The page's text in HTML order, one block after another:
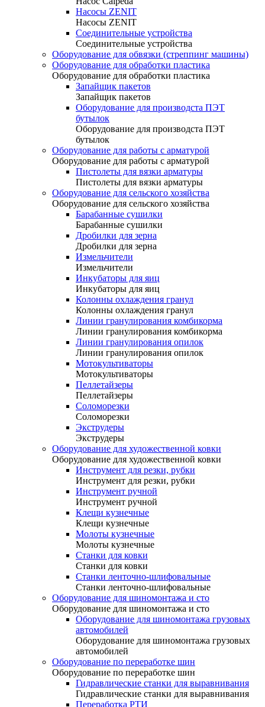
Насосы ZENIT
Насосы ZENIT
Соединительные устройства
Соединительные устройства
Оборудование для обвязки (стреппинг машины)
Оборудование для обработки пластика
Оборудование для обработки пластика
Запайщик пакетов
Запайщик пакетов
Оборудование для производста ПЭТ
бутылок
Оборудование для производста ПЭТ
бутылок
Оборудование для работы с арматурой
Оборудование для работы с арматурой
Пистолеты для вязки арматуры
Пистолеты для вязки арматуры
Оборудование для сельского хозяйства
Оборудование для сельского хозяйства
Барабанные сушилки
Барабанные сушилки
Дробилки для зерна
Дробилки для зерна
Измельчители
Измельчители
Инкубаторы для яиц
Инкубаторы для яиц
Колонны охлаждения гранул
Колонны охлаждения гранул
Линии гранулирования комбикорма
Линии гранулирования комбикорма
Линии гранулирования опилок
Линии гранулирования опилок
Мотокультиваторы
Мотокультиваторы
Пеллетайзеры
Пеллетайзеры
Соломорезки
Соломорезки
Экструдеры
Экструдеры
Оборудование для художественной ковки
Оборудование для художественной ковки
Инструмент для резки, рубки
Инструмент для резки, рубки
Инструмент ручной
Инструмент ручной
Клещи кузнечные
Клещи кузнечные
Молоты кузнечные
Молоты кузнечные
Станки для ковки
Станки для ковки
Станки ленточно-шлифовальные
Станки ленточно-шлифовальные
Оборудование для шиномонтажа и сто
Оборудование для шиномонтажа и сто
Оборудование для шиномонтажа грузовых
автомобилей
Оборудование для шиномонтажа грузовых
автомобилей
Оборудование по переработке шин
Оборудование по переработке шин
Гидравлические станки для выравнивания
Гидравлические станки для выравнивания
Переработка РТИ